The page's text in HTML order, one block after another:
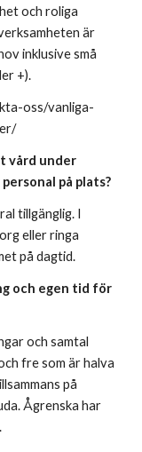
och roliga
är
inklusive små
+).
oss/vanliga-
vård under
på plats?
tillgänglig. I
eller ringa
på dagtid.
och egen tid för
och samtal
fre som är halva
på
Ågrenska har